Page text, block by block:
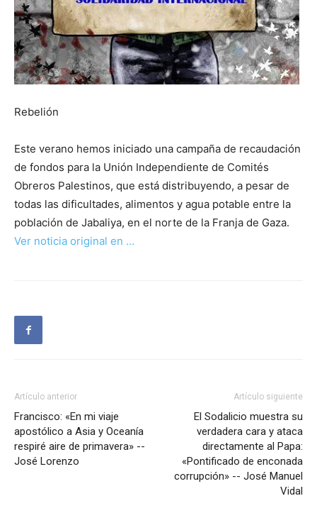
Rebelión
Este verano hemos iniciado una campaña de recaudación
de fondos para la Unión Independiente de Comités
Obreros Palestinos, que está distribuyendo, a pesar de
todas las dificultades, alimentos y agua potable entre la
población de Jabaliya, en el norte de la Franja de Gaza.
Ver noticia original en …
Artículo anterior
Francisco: «En mi viaje
apostólico a Asia y Oceanía
respiré aire de primavera» --
José Lorenzo
Artículo siguiente
El Sodalicio muestra su
verdadera cara y ataca
directamente al Papa:
«Pontificado de enconada
corrupción» -- José Manuel
Vidal